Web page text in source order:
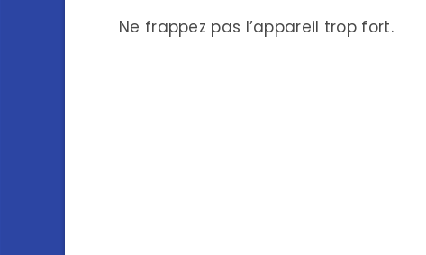
Ne frappez pas l’appareil trop fort.